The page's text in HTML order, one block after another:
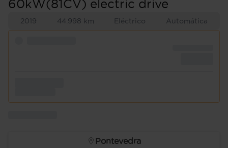
60kW(81CV) electric drive
2019 44.998 km Eléctrico Automática
Pontevedra